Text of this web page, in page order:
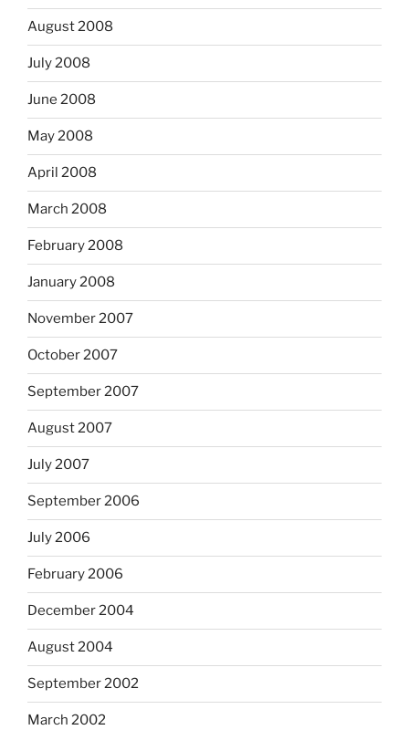
August 2008
July 2008
June 2008
May 2008
April 2008
March 2008
February 2008
January 2008
November 2007
October 2007
September 2007
August 2007
July 2007
September 2006
July 2006
February 2006
December 2004
August 2004
September 2002
March 2002